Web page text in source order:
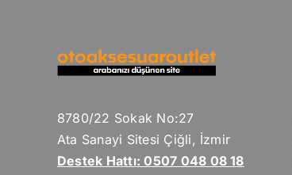
8780/22 Sokak No:27
Ata Sanayi Sitesi Çiğli, İzmir
Destek Hattı: 0507 048 08 18